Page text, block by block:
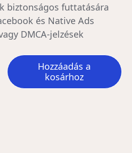
biztonságos futtatására
és Native Ads
DMCA-jelzések
Hozzáadás a
kosárhoz